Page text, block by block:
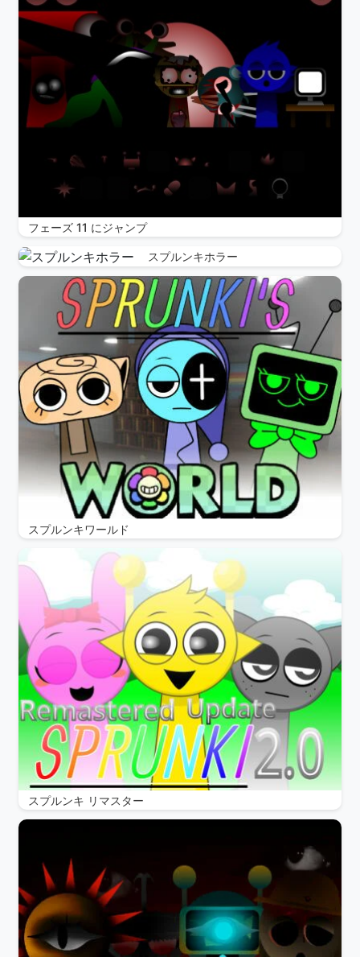
フェーズ 11 にジャンプ
スプルンキホラー
スプルンキワールド
スプルンキ リマスター